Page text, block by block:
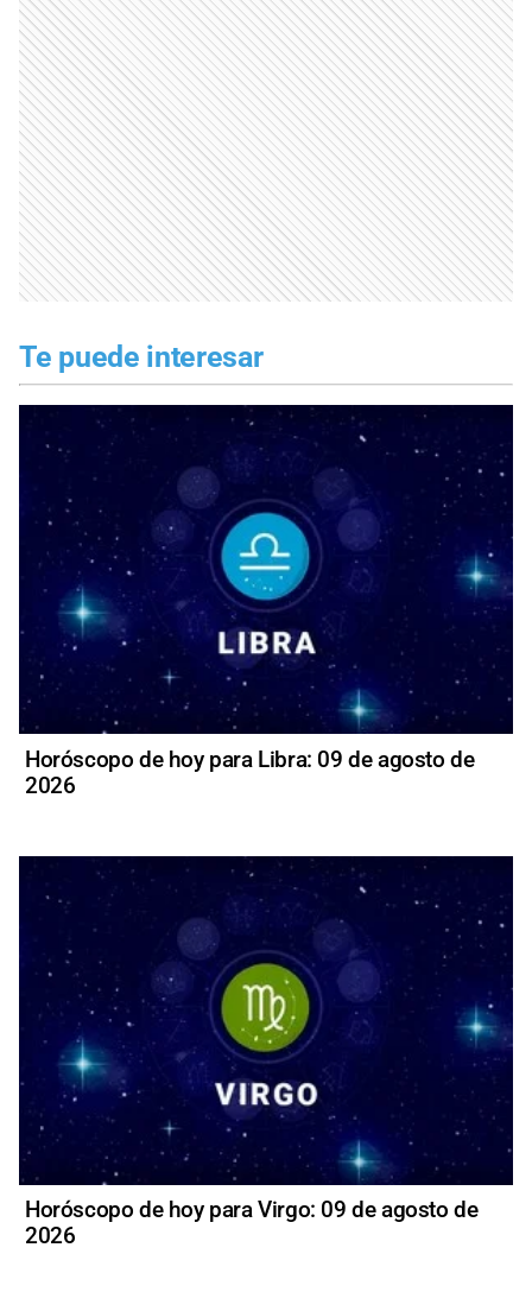
Te puede interesar
Horóscopo de hoy para Libra: 09 de agosto de
2026
Horóscopo de hoy para Virgo: 09 de agosto de
2026